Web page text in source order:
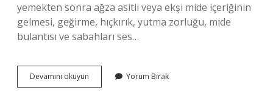
yemekten sonra ağza asitli veya ekşi mide içeriğinin
gelmesi, geğirme, hıçkırık, yutma zorluğu, mide
bulantısı ve sabahları ses…
Devamını okuyun
Röntgende
Yorum Bırak